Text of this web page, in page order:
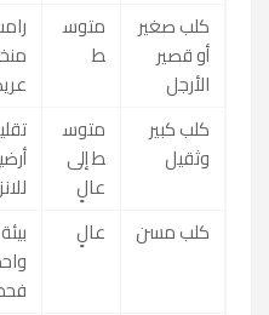
كلب صغير
أو قصير
الأرجل
متوس
ط
كلب كبير
وثقيل
متوس
ط إلى
عالٍ
كلب مسن
عالٍ